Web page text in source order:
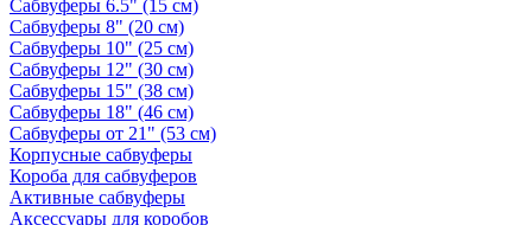
Сабвуферы 6.5" (15 см)
Сабвуферы 8" (20 см)
Сабвуферы 10" (25 см)
Сабвуферы 12" (30 см)
Сабвуферы 15" (38 см)
Сабвуферы 18" (46 см)
Сабвуферы от 21" (53 см)
Корпусные сабвуферы
Короба для сабвуферов
Активные сабвуферы
Аксессуары для коробов